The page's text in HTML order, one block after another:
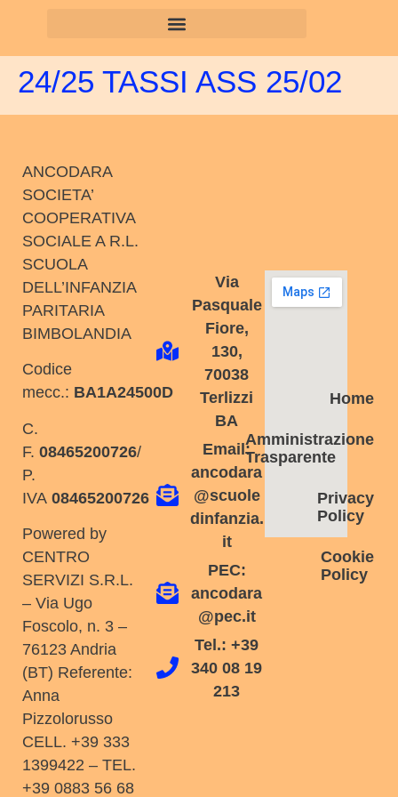
24/25 TASSI ASS 25/02
ANCODARA
SOCIETA’
COOPERATIVA
SOCIALE A R.L.
SCUOLA
DELL’INFANZIA
PARITARIA
BIMBOLANDIA
Codice
mecc.: BA1A24500D
C.
F. 08465200726/
P.
IVA 08465200726
Powered by
CENTRO
SERVIZI S.R.L.
– Via Ugo
Foscolo, n. 3 –
76123 Andria
(BT) Referente:
Anna
Pizzolorusso
CELL. +39 333
1399422 – TEL.
+39 0883 56 68
Via
Pasquale
Fiore,
130,
70038
Terlizzi
BA
Email:
ancodara
@scuole
dinfanzia.
it
PEC:
ancodara
@pec.it
Tel.: +39
340 08 19
213
Home
Amministrazione
Trasparente
Privacy
Policy
Cookie
Policy